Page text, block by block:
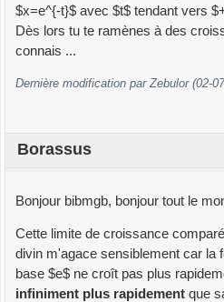
$x=e^{-t}$ avec $t$ tendant vers
Dès lors tu te ramènes à des
connais ...
Dernière modification par Zebulor (02-
Borassus
Bonjour bibmgb, bonjour tout le
Cette limite de croissance
divin m'agace sensiblement car la
base $e$ ne croît pas plus
infiniment plus rapidement que